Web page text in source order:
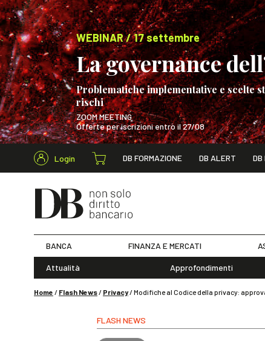
WEBINAR / 17 settembre
La governance
Problematiche implementative e scelte
rischi
ZOOM MEETING
Offerte per iscrizioni entro il 27/08
WEBINAR / 17
Login DB FORMAZIONE DB ALERT DB
Cerca
BANCA FINANZA E MERCATI
Attualità Approfondimenti
Home / Flash News/ Privacy/Modifiche al Codice della privacy:
FLASH NEWS